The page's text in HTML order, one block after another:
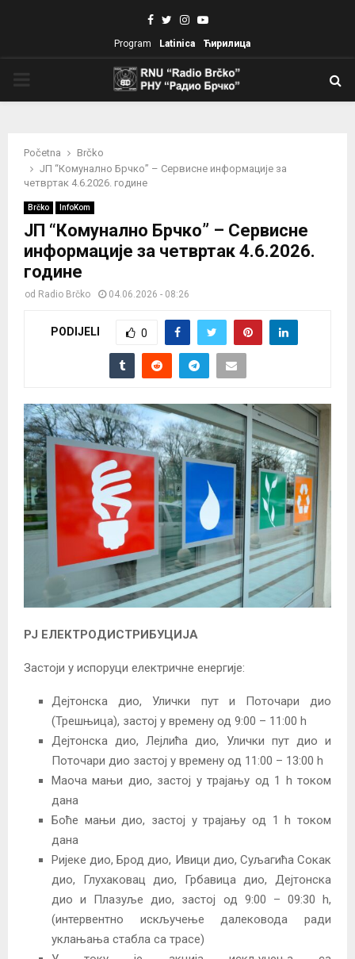
Facebook
TwitterInstagram
Youtube
Program Latinica Ћирилица
Početna
Brčko
ЈП “Комунално Брчко” – Сервисне информације за
четвртак 4.6.2026. године
Brčko InfoKom
ЈП “Комунално Брчко” – Сервисне
информације за четвртак 4.6.2026.
године
od Radio Brčko 04.06.2026 - 08:26
PODIJELI 0
РЈ ЕЛЕКТРОДИСТРИБУЦИЈА
Застоји у испоруци електричне енергије:
Дејтонска дио, Улички пут и Поточари дио
(Трешњица), застој у времену од 9:00 – 11:00 h
Дејтонска дио, Лејлића дио, Улички пут дио и
Поточари дио застој у времену од 11:00 – 13:00 h
Маоча мањи дио, застој у трајању од 1 h током
дана
Боће мањи дио, застој у трајању од 1 h током
дана
Ријеке дио, Брод дио, Ивици дио, Суљагића Сокак
дио, Глухаковац дио, Грбавица дио, Дејтонска
дио и Плазуље дио, застој од 9:00 – 09:30 h,
(интервентно искључење далековода ради
уклањања стабла са трасе)